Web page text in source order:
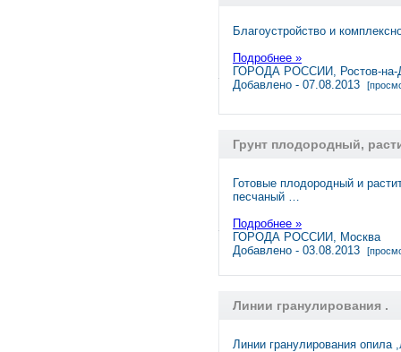
Благоустройство и
Подробнее »
ГОРОДА РОССИИ, Ростов-на-
Добавлено - 07.08.2013
Грунт плодородный,
Готовые плодородный и
песчаный …
Подробнее »
ГОРОДА РОССИИ, Москва
Добавлено - 03.08.2013
Линии гранулирования .
Линии гранулирования опила